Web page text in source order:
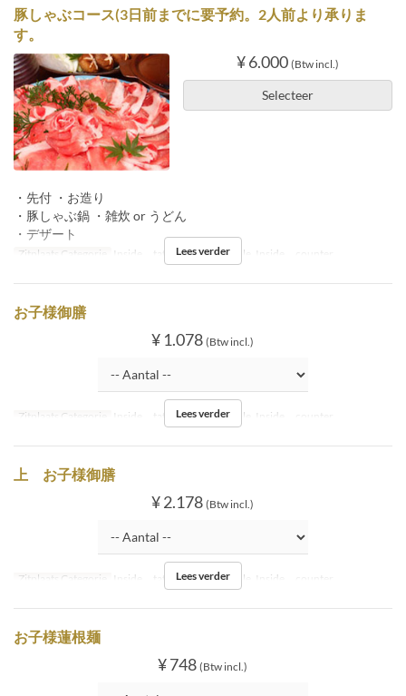
豚しゃぶコース(3日前までに要予約。2人前より承りま
す。
¥ 6.000 (Btw incl.)
Selecteer
・先付 ・お造り
・豚しゃぶ鍋 ・雑炊 or うどん
・デザート
Zitplaats Categorie Inside tatami, Inside table, Inside counter
Lees verder
お子様御膳
¥ 1.078 (Btw incl.)
Zitplaats Categorie Inside tatami, Inside table, Inside counter
Lees verder
上 お子様御膳
¥ 2.178 (Btw incl.)
Zitplaats Categorie Inside tatami, Inside table, Inside counter
Lees verder
お子様蓮根麺
¥ 748 (Btw incl.)